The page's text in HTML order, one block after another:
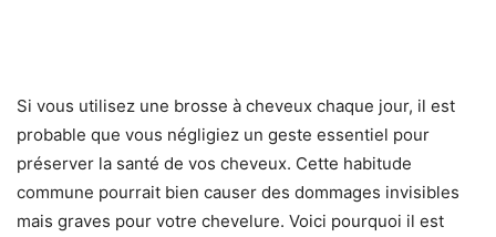
Si vous utilisez une brosse à cheveux chaque jour, il est
probable que vous négligiez un geste essentiel pour
préserver la santé de vos cheveux. Cette habitude
commune pourrait bien causer des dommages invisibles
mais graves pour votre chevelure. Voici pourquoi il est